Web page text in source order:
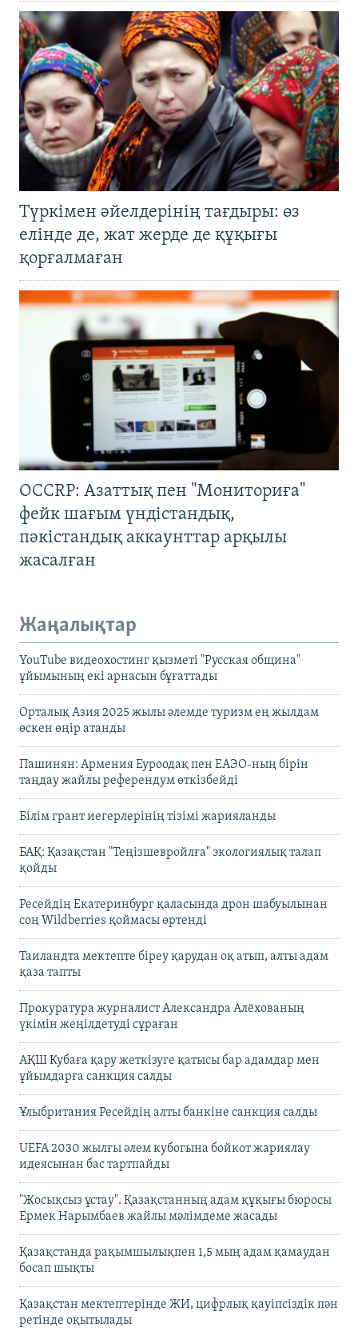
Түркімен әйелдерінің тағдыры: өз
елінде де, жат жерде де құқығы
қорғалмаған
OCCRP: Азаттық пен "Мониториға"
фейк шағым үндістандық,
пәкістандық аккаунттар арқылы
жасалған
Жаңалықтар
YouTube видеохостинг қызметі "Русская община"
ұйымының екі арнасын бұғаттады
Орталық Азия 2025 жылы әлемде туризм ең жылдам
өскен өңір атанды
Пашинян: Армения Еуроодақ пен ЕАЭО-ның бірін
таңдау жайлы референдум өткізбейді
Білім грант иегерлерінің тізімі жарияланды
БАҚ: Қазақстан "Теңізшевройлға" экологиялық талап
қойды
Ресейдің Екатеринбург қаласында дрон шабуылынан
соң Wildberries қоймасы өртенді
Таиландта мектепте біреу қарудан оқ атып, алты адам
қаза тапты
Прокуратура журналист Александра Алёхованың
үкімін жеңілдетуді сұраған
АҚШ Кубаға қару жеткізуге қатысы бар адамдар мен
ұйымдарға санкция салды
Ұлыбритания Ресейдің алты банкіне санкция салды
UEFA 2030 жылғы әлем кубогына бойкот жариялау
идеясынан бас тартпайды
"Жосықсыз ұстау". Қазақстанның адам құқығы бюросы
Ермек Нарымбаев жайлы мәлімдеме жасады
Қазақстанда рақымшылықпен 1,5 мың адам қамаудан
босап шықты
Қазақстан мектептерінде ЖИ, цифрлық қауіпсіздік пән
ретінде оқытылады